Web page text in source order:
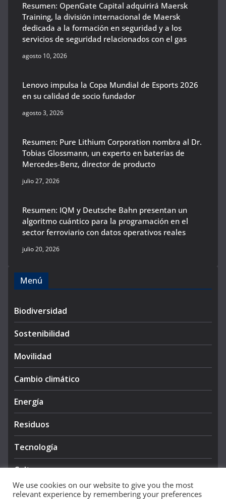
Resumen: OpenGate Capital adquirirá Maersk
Training, la división internacional de Maersk
dedicada a la formación en seguridad y a los
servicios de seguridad relacionados con el gas
agosto 10, 2026
Lenovo impulsa la Copa Mundial de Esports 2026
en su calidad de socio fundador
agosto 3, 2026
Resumen: Pure Lithium Corporation nombra al Dr.
Tobias Glossmann, un experto en baterías de
Mercedes-Benz, director de producto
julio 27, 2026
Resumen: IQM y Deutsche Bahn presentan un
algoritmo cuántico para la programación en el
sector ferroviario con datos operativos reales
julio 20, 2026
Menú
Biodiversidad
Sostenibilidad
Movilidad
Cambio climático
Energía
Residuos
Tecnología
Cultura
We use cookies on our website to give you the most
relevant experience by remembering your preferences